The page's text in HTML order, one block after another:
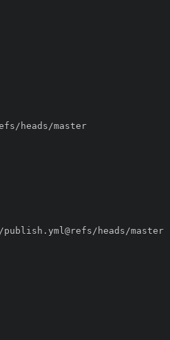
client/.github/workflows/publish.yml@refs/heads/master
client/.github/workflows/publish.yml@refs/heads/master